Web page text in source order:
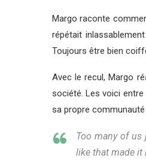
Margo raconte
répétait
Toujours être bien
Avec le recul, Margo
société. Les voici entre
sa propre communauté
Too many of us
like that made it